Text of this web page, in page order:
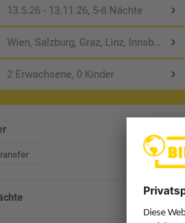
13.5.26 - 13.11.26, 5-8 Nächte
Wien, Salzburg, Graz, Linz, Innsbruck
2 Erwachsene, 0 Kinder